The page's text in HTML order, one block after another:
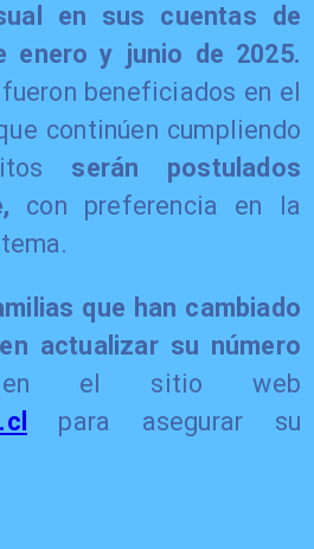
en sus cuentas de
enero y junio de 2025.
beneficiados en el
continúen cumpliendo
serán postulados
con preferencia en la
que han cambiado
actualizar su número
el sitio web
para asegurar su